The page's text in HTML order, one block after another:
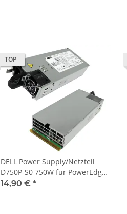
TOP
DELL Power Supply/Netzteil
D750P-S0 750W für PowerEdge
R510, R810 0FN1VT B-Ware
14,90 € *